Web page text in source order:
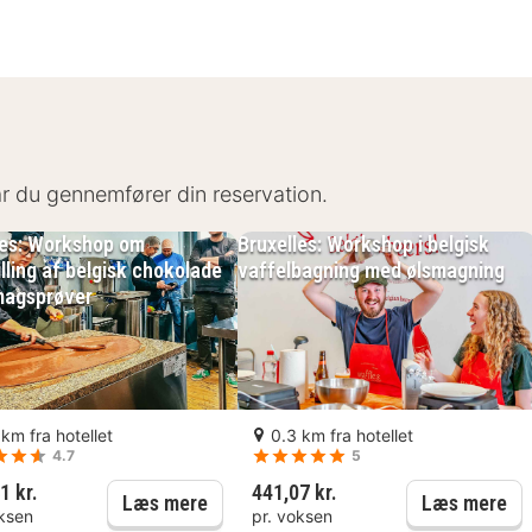
indrettet med moderne komfort og stil, hvilket sikrer
faciliteter for din bekvemmelighed. Hotellet
gennemfører din reservation.
Design Museum: Adgangsbillet
Workshop om
af belgisk chokolade
fra hotellet
4.7
kr. Læs mereBruxelles: Workshop om fremstilling
Bruxelles: Workshop i belgisk
vaffelbagning med ølsmagning
0.3 km fra hotellet
5
441,07 kr.
pr. voksen
Læs mere